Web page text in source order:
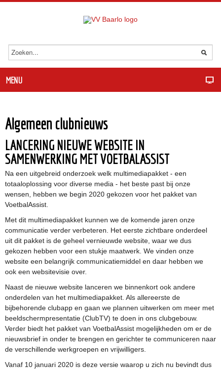
MENU
Algemeen clubnieuws
LANCERING NIEUWE WEBSITE IN
SAMENWERKING MET VOETBALASSIST
Na een uitgebreid onderzoek welk multimediapakket - een
totaaloplossing voor diverse media - het beste past bij onze
wensen, hebben we begin 2020 gekozen voor het pakket van
VoetbalAssist.
Met dit multimediapakket kunnen we de komende jaren onze
communicatie verder verbeteren. Het eerste zichtbare onderdeel
uit dit pakket is de geheel vernieuwde website, waar we dus
gekozen hebben voor een stukje maatwerk. We vinden onze
website een belangrijk communicatiemiddel en daar hebben we
ook een websitevisie over.
Naast de nieuwe website lanceren we binnenkort ook andere
onderdelen van het multimediapakket. Als allereerste de
bijbehorende clubapp en gaan we plannen uitwerken om meer met
beeldschermpresentatie (ClubTV) te doen in ons clubgebouw.
Verder biedt het pakket van VoetbalAssist mogelijkheden om er de
nieuwsbrief in onder te brengen en gerichter te communiceren naar
de verschillende werkgroepen en vrijwilligers.
Vanaf 10 januari 2020 is deze versie waarop u zich nu bevindt dus